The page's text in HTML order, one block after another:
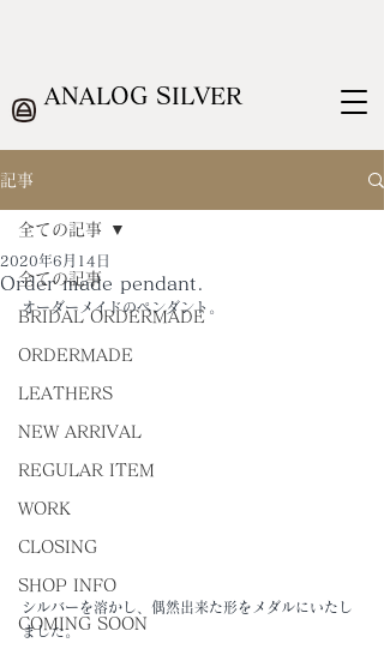
ANALOG SILVER
記事
全ての記事
BRIDAL ORDERMADE
ORDERMADE
LEATHERS
NEW ARRIVAL
REGULAR ITEM
WORK
CLOSING
SHOP INFO
COMING SOON
全ての記事
Order made pendant.
2020年6月14日
オーダーメイドのペンダント。
シルバーを溶かし、偶然出来た形をメダルにいたし
ました。